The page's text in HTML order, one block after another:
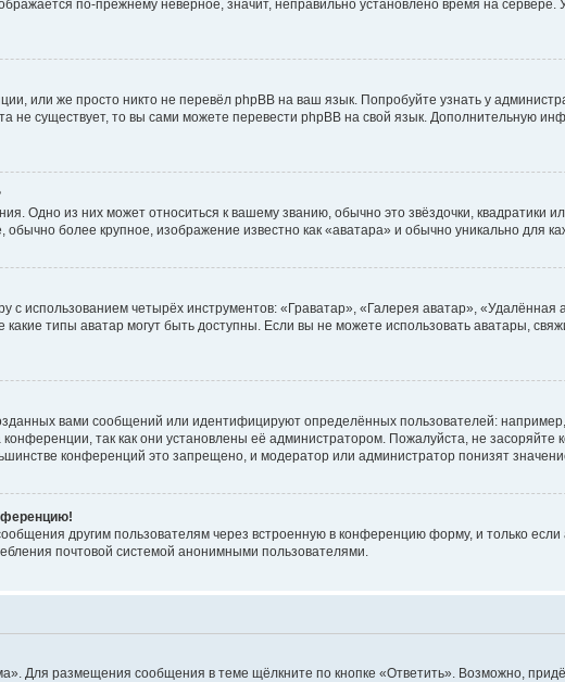
по-прежнему неверное, значит, неправильно установлено время на
или же просто никто не перевёл phpBB на ваш язык. Попробуйте узнать у
не существует, то вы сами можете перевести phpBB на свой язык. Дополнительную
Одно из них может относиться к вашему званию, обычно это звёздочки, квадратики
более крупное, изображение известно как «аватара» и обычно уникально для
с использованием четырёх инструментов: «Граватар», «Галерея аватар», «Удалённая
типы аватар могут быть доступны. Если вы не можете использовать аватары,
вами сообщений или идентифицируют определённых пользователей:
так как они установлены её администратором. Пожалуйста, не
конференций это запрещено, и модератор или администратор понизят
другим пользователям через встроенную в конференцию форму, и только
почтовой системой анонимными пользователями.
Для размещения сообщения в теме щёлкните по кнопке «Ответить». Возможно,